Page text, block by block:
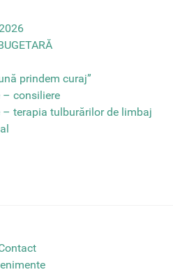
prindem curaj”
– consiliere
– terapia tulburărilor de limbaj